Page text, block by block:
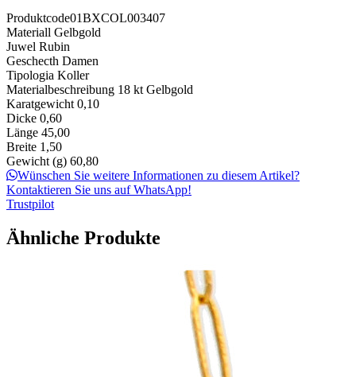
Produktcode01BXCOL003407
Materiall Gelbgold
Juwel Rubin
Geschecth Damen
Tipologia Koller
Materialbeschreibung 18 kt Gelbgold
Karatgewicht 0,10
Dicke 0,60
Länge 45,00
Breite 1,50
Gewicht (g) 60,80
Wünschen Sie weitere Informationen zu diesem Artikel?
Kontaktieren Sie uns auf WhatsApp!
Trustpilot
Ähnliche Produkte